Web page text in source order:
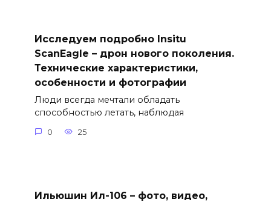
Исследуем подробно Insitu
ScanEagle – дрон нового поколения.
Технические характеристики,
особенности и фотографии
Люди всегда мечтали обладать
способностью летать, наблюдая
0 25
Ильюшин Ил-106 – фото, видео,